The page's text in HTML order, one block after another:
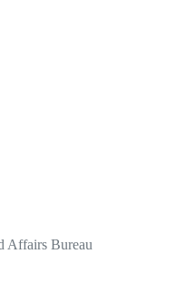
Affairs Bureau